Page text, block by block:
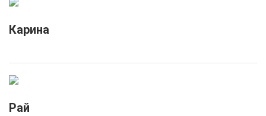
Карина
Рай